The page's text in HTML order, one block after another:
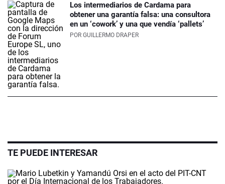
Los intermediarios de Cardama para
obtener una garantía falsa: una consultora
en un ‘cowork’ y una que vendía ‘pallets’
POR GUILLERMO DRAPER
TE PUEDE INTERESAR